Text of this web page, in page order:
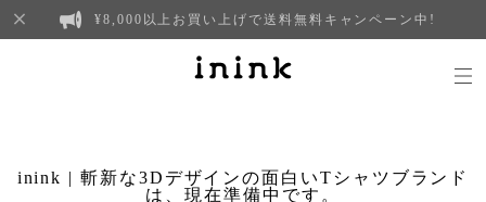
¥8,000以上お買い上げで送料無料キャンペーン中!
inink | 斬新な3Dデザインの面白いTシャツブランド
は、現在準備中です。